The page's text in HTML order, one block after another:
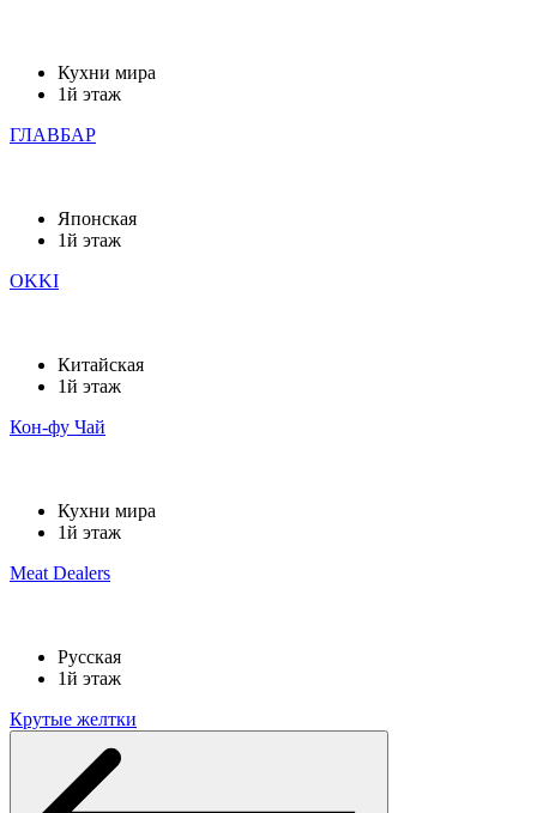
Кухни мира
1й этаж
ГЛАВБАР
Японская
1й этаж
OKKI
Китайская
1й этаж
Кон-фу Чай
Кухни мира
1й этаж
Meat Dealers
Русская
1й этаж
Крутые желтки